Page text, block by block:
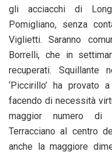
gli acciacchi di
Pomigliano, senza
Viglietti. Saranno
Borrelli, che in
recuperati.
‘Piccirillo’ ha provato
facendo di necessità
maggior numero di
Terracciano al centro
anche la maggiore